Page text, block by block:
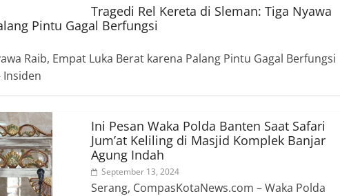
Tragedi Rel Kereta di Sleman: Tiga Nyawa
Pintu Gagal Berfungsi
Raib, Empat Luka Berat karena Palang Pintu Gagal Berfungsi
Insiden
Ini Pesan Waka Polda Banten Saat Safari
Jum’at Keliling di Masjid Komplek Banjar
Agung Indah
September 13, 2024
Serang, CompasKotaNews.com – Waka Polda